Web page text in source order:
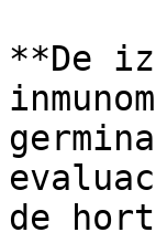
**De
de